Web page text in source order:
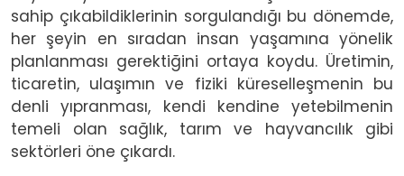
sahip çıkabildiklerinin sorgulandığı bu dönemde,
her şeyin en sıradan insan yaşamına yönelik
planlanması gerektiğini ortaya koydu. Üretimin,
ticaretin, ulaşımın ve fiziki küreselleşmenin bu
denli yıpranması, kendi kendine yetebilmenin
temeli olan sağlık, tarım ve hayvancılık gibi
sektörleri öne çıkardı.